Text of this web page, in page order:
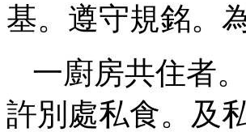
基。遵守規銘。
一廚房共住者
許別處私食。及